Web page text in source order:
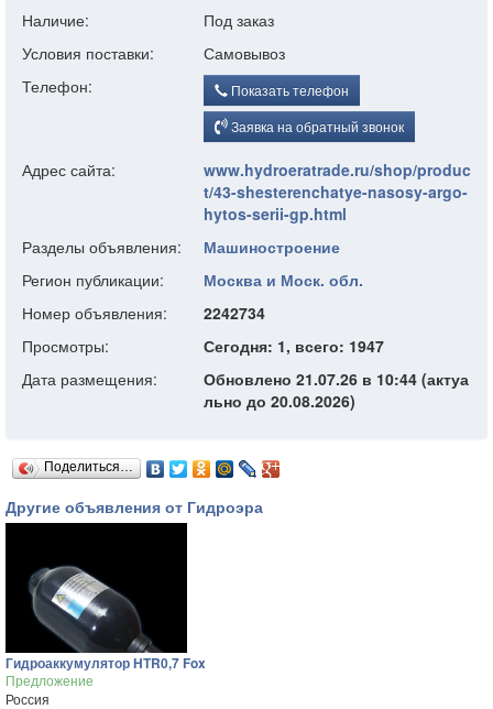
Наличие:
Под заказ
Условия поставки:
Самовывоз
Телефон:
Показать телефон
Заявка на обратный звонок
Адрес сайта:
www.hydroeratrade.ru/shop/produc
t/43-shesterenchatye-nasosy-argo-
hytos-serii-gp.html
Разделы объявления:
Машиностроение
Регион публикации:
Москва и Моск. обл.
Номер объявления:
2242734
Просмотры:
Сегодня: 1, всего: 1947
Дата размещения:
Обновлено 21.07.26 в 10:44 (актуа
льно до 20.08.2026)
Поделиться…
Другие объявления от Гидроэра
Гидроаккумулятор HTR0,7 Fox
Предложение
Россия